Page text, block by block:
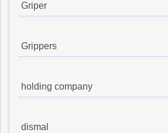
Griper
Grippers
holding company
dismal